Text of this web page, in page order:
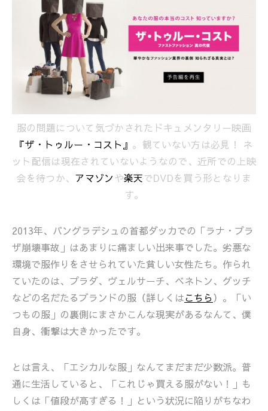
服の問題について気づかされたドキュメンタリー映画
『ザ・トゥルー・コスト』 。観ていない方は必見！ ネ
ット配信は現在されていないようなので、近所での上映
会を待つか、 アマゾン や楽天でDVDを買う形となりま
す。
2013年、バングラデシュの首都ダッカでの「ラナ・プラ
ザ崩壊事故」はあまりに痛ましい出来事でした。劣悪な
環境で服作りをさせられていた貧しい女性たち。作られ
ていたのは、プラダ、ヴェルサーチ、ベネトン、グッチ
などの名だたるブランドの服（詳しくはこちら）。「い
つもの服」の裏側にまさかこんな現実があるなんて、僕
自身、衝撃は大きかったです。
とは言え、「エシカルな服」なんてまだまだ少数派。普
通に生活していると、「これじゃ買える服がない！」も
しくは「値段が高すぎる！」という状況に陥りがちなわ